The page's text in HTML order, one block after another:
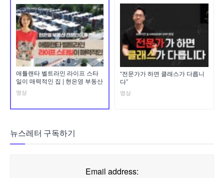
애틀랜타 벨트라인 라이프 스타
일이 매력적인 집 | 현은영 부동산
영상
“전문가가 하면 클래스가 다릅니
다”
영상
뉴스레터 구독하기
Email address: